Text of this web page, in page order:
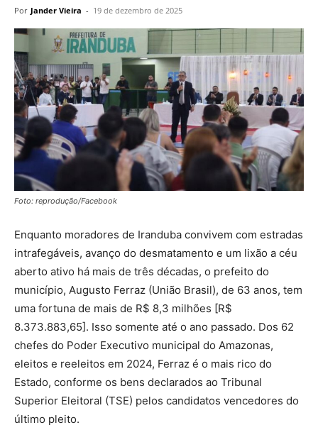
Por Jander Vieira - 19 de dezembro de 2025
Foto: reprodução/Facebook
Enquanto moradores de Iranduba convivem com estradas
intrafegáveis, avanço do desmatamento e um lixão a céu
aberto ativo há mais de três décadas, o prefeito do
município, Augusto Ferraz (União Brasil), de 63 anos, tem
uma fortuna de mais de R$ 8,3 milhões [R$
8.373.883,65]. Isso somente até o ano passado. Dos 62
chefes do Poder Executivo municipal do Amazonas,
eleitos e reeleitos em 2024, Ferraz é o mais rico do
Estado, conforme os bens declarados ao Tribunal
Superior Eleitoral (TSE) pelos candidatos vencedores do
último pleito.